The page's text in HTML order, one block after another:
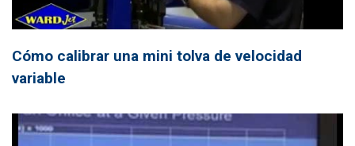
Cómo calibrar una mini tolva de velocidad
variable